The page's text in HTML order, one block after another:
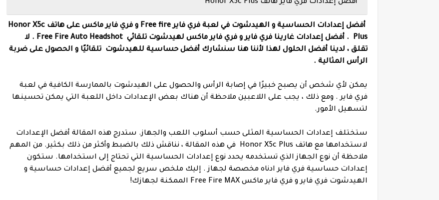
أفضل إعدادات فري فاير هاتف Honor X5c Plus
أفضل إعدادات الحساسية و الهيدشوت في لعبة فري فاير Free fire و فري فاير ماكس على هاتف Honor X5c
Plus . أفضل إعدادات غارينا فري فاير و فري فاير ماكس لهيدشوت تلقائي Free Fire Auto Headshot . لا
تقلق ، لدينا أفضل الحلول لهذا لأننا هنا سنشارك أفضل حساسية للهيدشوت تلقائيًا و الحصول على ضربة
الرأس المثالية .
يمكن لأي شخص أن يصبح خبيرًا في إصابة الرأس والحصول على الهيدشوت بالممارسة الكافية في لعبة
فري فاير . ومع ذلك ، يجب على اللاعبين ملاحظة أن هناك بعض الإعدادات داخل اللعبة التي يمكن تحسينها
لتسهيل الأمور.
ستختلف إعدادات الحساسية المثلى حسب أسلوب اللعب والجهاز. ستدرج هذه المقالة أفضل الإعدادات
لاستخدامها مع هاتف Honor X5c Plus في هذه المقالة ، نناقش ذلك بالضبط وأكثر من ذلك بكثير. من المهم
ملاحظة أن نوع الجهاز الذي تستخدمه يحدد نوع إعدادات الحساسية التي تحتاج إلى استخدامها. ستكون
إعدادات حساسية فري فاير ادناه مخصصة لجهاز . إليك ملخص سريع لجميع أفضل إعدادات حساسية و
الهيدشوت فري فاير و فري فاير ماكس Free Fire MAX الممكنة لجهازك!